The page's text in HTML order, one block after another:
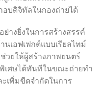
บดิจิทัลในกองถ่ายได้
างยิ่งในการสร้างสรรค์
นเอฟเฟกต์แบบเรียลไทม์
วยให้ผู้สร้างภาพยนตร์
เศษได้ทันทีในขณะถ่ายทำ
ะเพิ่มขีดจำกัดในการ